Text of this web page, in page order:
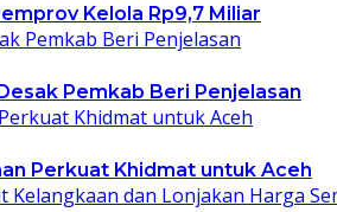
Kelola Rp9,7 Miliar
Pemkab Beri Penjelasan
Perkuat Khidmat untuk Aceh